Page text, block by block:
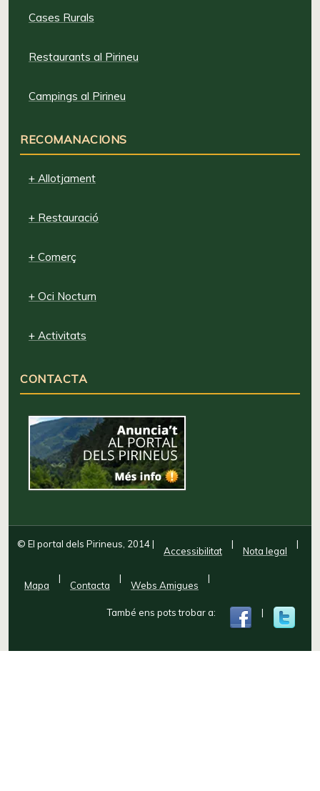
Cases Rurals
Restaurants al Pirineu
Campings al Pirineu
RECOMANACIONS
+ Allotjament
+ Restauració
+ Comerç
+ Oci Nocturn
+ Activitats
CONTACTA
© El portal dels Pirineus, 2014|
Accessibilitat
|
Nota legal
|
Mapa
|
Contacta
|
Webs Amigues
|
També ens pots trobar a: |